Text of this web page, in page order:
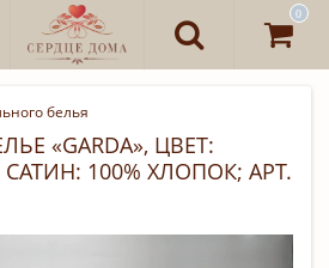
0
белья
«GARDA», ЦВЕТ:
100% ХЛОПОК; АРТ.